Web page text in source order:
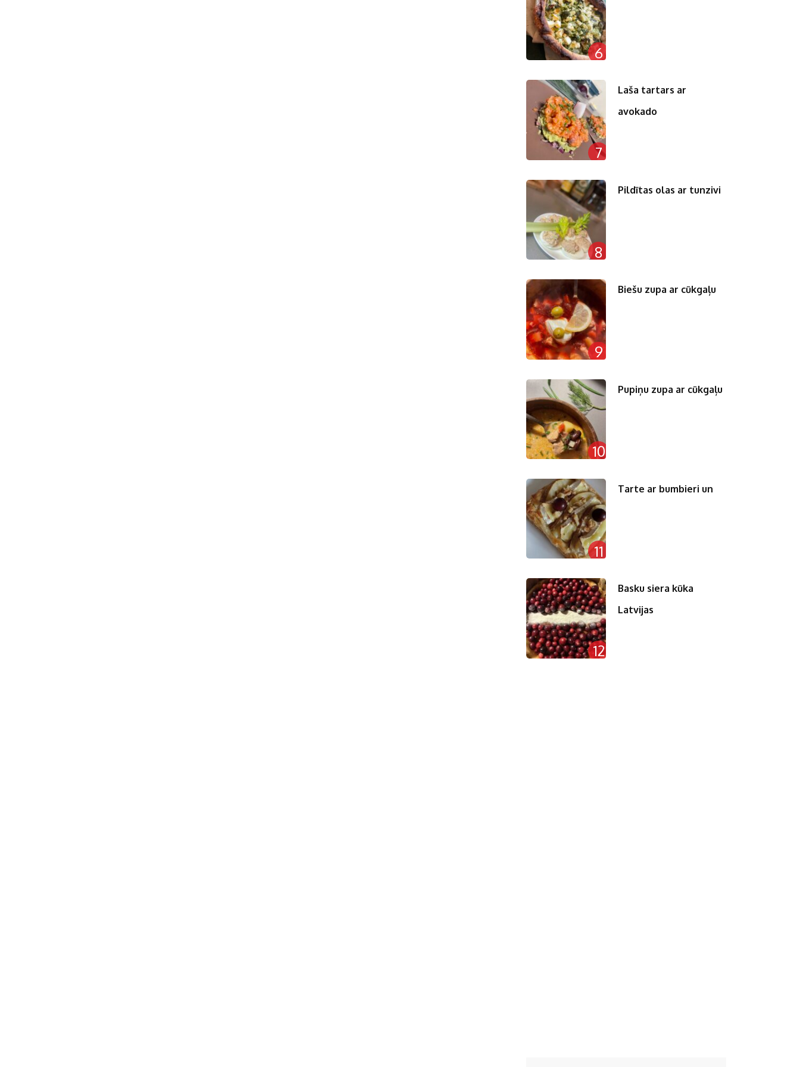
6
7
Laša tartars ar
avokado
8
Pildītas olas ar tunzivi
9
Biešu zupa ar cūkgaļu
10
Pupiņu zupa ar cūkgaļu
11
Tarte ar bumbieri un
12
Basku siera kūka
Latvijas